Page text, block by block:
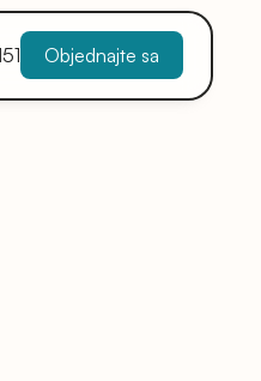
Objednajte sa